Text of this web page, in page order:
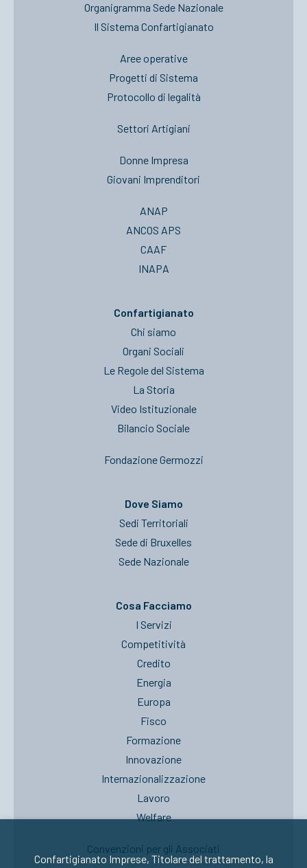
Organigramma Sede Nazionale
Il Sistema Confartigianato
Aree operative
Progetti di Sistema
Protocollo di legalità
Settori Artigiani
Donne Impresa
Giovani Imprenditori
ANAP
ANCOS APS
CAAF
INAPA
Confartigianato
Chi siamo
Organi Sociali
Le Regole del Sistema
La Storia
Video Istituzionale
Bilancio Sociale
Fondazione Germozzi
Dove Siamo
Sedi Territoriali
Sede di Bruxelles
Sede Nazionale
Cosa Facciamo
I Servizi
Competitività
Credito
Energia
Europa
Fisco
Formazione
Innovazione
Internazionalizzazione
Lavoro
Welfare
Convenzioni per gli Associati
Confartigianato Imprese, Titolare del trattamento, la